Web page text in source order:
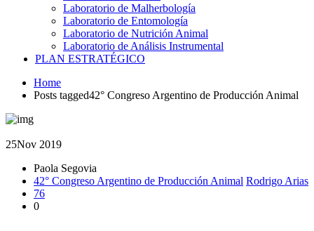
Laboratorio de Malherbología
Laboratorio de Entomología
Laboratorio de Nutrición Animal
Laboratorio de Análisis Instrumental
PLAN ESTRATÉGICO
Home
Posts tagged42° Congreso Argentino de Producción Animal
25Nov 2019
Paola Segovia
42° Congreso Argentino de Producción Animal Rodrigo Arias
76
0